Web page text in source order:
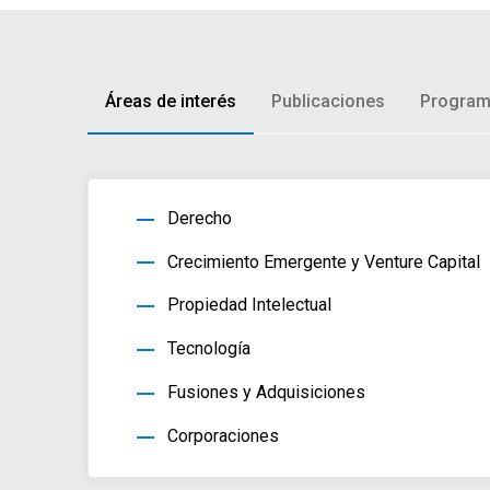
Áreas de interés Publicaciones
horizontal_rule Derecho
horizontal_rule Crecimiento Emergente y Venture Capital
horizontal_rule Propiedad Intelectual
horizontal_rule Tecnología
horizontal_rule Fusiones y Adquisiciones
horizontal_rule Corporaciones